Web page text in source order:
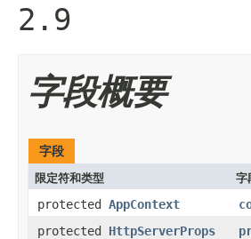
2.9
字段概要
字段
限定符和类型 字
protected AppContext
protected HttpServerProps